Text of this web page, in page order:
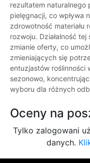
rezultatem naturalnego
pielęgnacji, co wpływa
zdrowotność materiału
rozwoju. Działalność
zmianie oferty, co
zmieniających się
entuzjastów roślinności
sezonowo,
wyboru dla różnych
Oceny na
Tylko zalogowani
danych.